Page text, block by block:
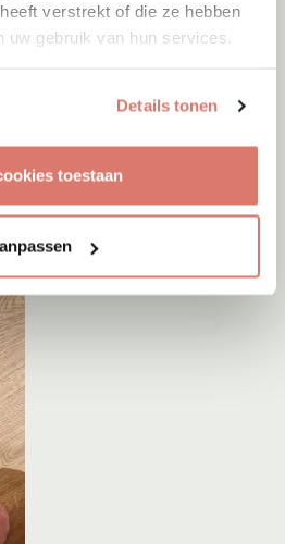
verstrekt of die ze hebben
uw gebruik van hun services.
Details tonen
toestaan